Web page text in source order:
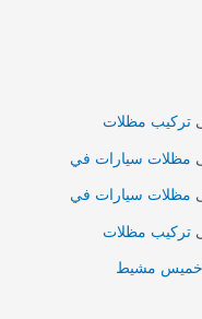
تركيب مظلات
مظلات سيارات في
مظلات سيارات في
تركيب مظلات
خميس مشيط